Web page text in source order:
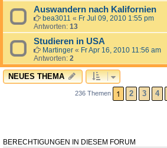
Auswandern nach Kalifornien
bea3011 « Fr Jul 09, 2010 1:55 pm
Antworten: 13
Studieren in USA
Martinger « Fr Apr 16, 2010 11:56 am
Antworten: 2
NEUES THEMA
236 Themen 1 2 3 4
BERECHTIGUNGEN IN DIESEM FORUM